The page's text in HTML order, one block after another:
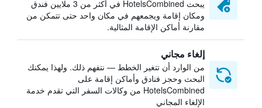
يبحث HotelsCombined في أكثر من 3 ملايين فندق
ومكان إقامة ويجمعهم في مكان واحد حتى تتمكن من
مقارنة أماكن الإقامة المثالية.
إلغاء مجاني
من الوارد أن تتغير الخطط — نتفهم ذلك. ولهذا يمكنك
البحث وحجز فنادق وأماكن إقامة على
HotelsCombined من وكالات السفر التي تقدم خدمة
الإلغاء المجاني